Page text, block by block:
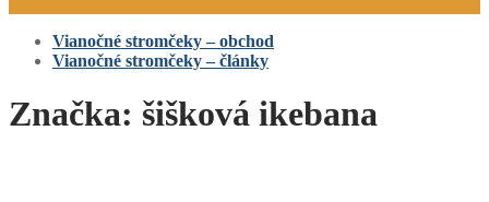
Vianočné stromčeky – obchod
Vianočné stromčeky – články
Značka: šišková ikebana